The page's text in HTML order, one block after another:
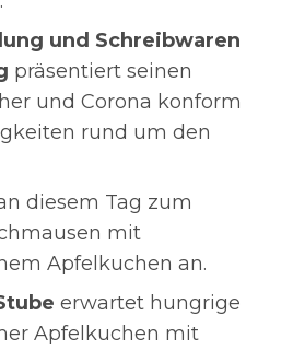
und Schreibwaren
präsentiert seinen
und Corona konform
rund um den
diesem Tag zum
mit
Apfelkuchen an.
erwartet hungrige
Apfelkuchen mit